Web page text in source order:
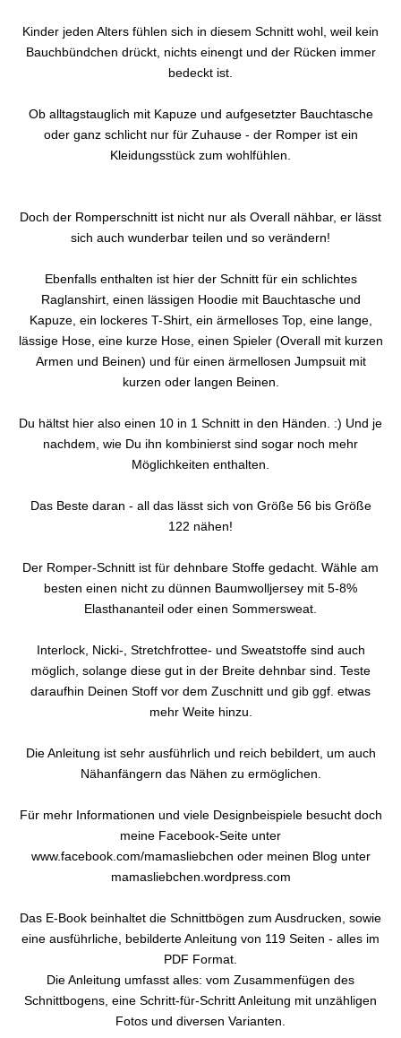
Kinder jeden Alters fühlen sich in diesem Schnitt wohl, weil kein
Bauchbündchen drückt, nichts einengt und der Rücken immer
bedeckt ist.
Ob alltagstauglich mit Kapuze und aufgesetzter Bauchtasche
oder ganz schlicht nur für Zuhause - der Romper ist ein
Kleidungsstück zum wohlfühlen.
Doch der Romperschnitt ist nicht nur als Overall nähbar, er lässt
sich auch wunderbar teilen und so verändern!
Ebenfalls enthalten ist hier der Schnitt für ein schlichtes
Raglanshirt, einen lässigen Hoodie mit Bauchtasche und
Kapuze, ein lockeres T-Shirt, ein ärmelloses Top, eine lange,
lässige Hose, eine kurze Hose, einen Spieler (Overall mit kurzen
Armen und Beinen) und für einen ärmellosen Jumpsuit mit
kurzen oder langen Beinen.
Du hältst hier also einen 10 in 1 Schnitt in den Händen. :) Und je
nachdem, wie Du ihn kombinierst sind sogar noch mehr
Möglichkeiten enthalten.
Das Beste daran - all das lässt sich von Größe 56 bis Größe
122 nähen!
Der Romper-Schnitt ist für dehnbare Stoffe gedacht. Wähle am
besten einen nicht zu dünnen Baumwolljersey mit 5-8%
Elasthananteil oder einen Sommersweat.
Interlock, Nicki-, Stretchfrottee- und Sweatstoffe sind auch
möglich, solange diese gut in der Breite dehnbar sind. Teste
daraufhin Deinen Stoff vor dem Zuschnitt und gib ggf. etwas
mehr Weite hinzu.
Die Anleitung ist sehr ausführlich und reich bebildert, um auch
Nähanfängern das Nähen zu ermöglichen.
Für mehr Informationen und viele Designbeispiele besucht doch
meine Facebook-Seite unter
www.facebook.com/mamasliebchen oder meinen Blog unter
mamasliebchen.wordpress.com
Das E-Book beinhaltet die Schnittbögen zum Ausdrucken, sowie
eine ausführliche, bebilderte Anleitung von 119 Seiten - alles im
PDF Format.
Die Anleitung umfasst alles: vom Zusammenfügen des
Schnittbogens, eine Schritt-für-Schritt Anleitung mit unzähligen
Fotos und diversen Varianten.